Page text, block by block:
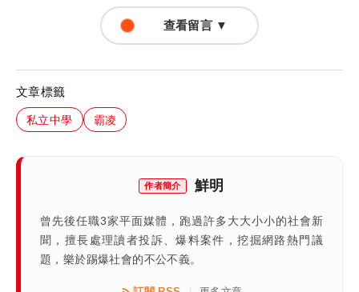
查看留言 ▼
文章標籤
私立中學 霸凌
作者簡介 鮮明
曾先後任職3家平面媒體，跑過許多大大小小的社會新
聞，擅長處理讀者投訴、爆料案件，挖掘網路熱門議
題，樂於踢爆社會的不公不義。